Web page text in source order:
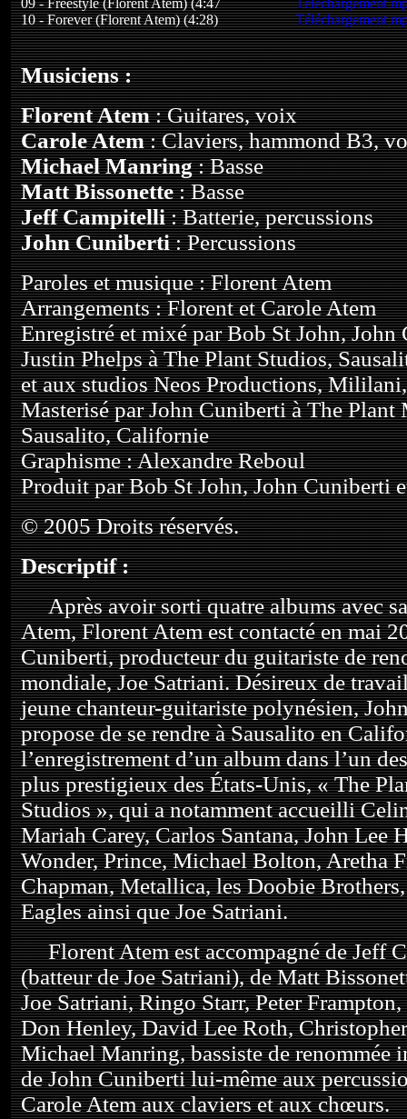
09 - Freestyle (Florent Atem) (4:47
10 - Forever (Florent Atem) (4:28)
Téléchargement
Téléchargement
Musiciens :
Florent Atem: Guitares, voix
Carole Atem: Claviers, hammond B3,
Michael Manring: Basse
Matt Bissonette: Basse
Jeff Campitelli: Batterie, percussions
John Cuniberti: Percussions
Paroles et musique : Florent Atem
Arrangements : Florent et Carole Atem
Enregistré et mixé par Bob St John, John
Justin Phelps à The Plant Studios,
et aux studios Neos Productions,
Masterisé par John Cuniberti à The Plant
Sausalito, Californie
Graphisme : Alexandre Reboul
Produit par Bob St John, John Cuniberti
© 2005 Droits réservés.
Descriptif :
Après avoir sorti quatre albums avec
Atem, Florent Atem est contacté en mai
Cuniberti, producteur du guitariste de
mondiale, Joe Satriani. Désireux de
jeune chanteur-guitariste polynésien,
propose de se rendre à Sausalito en
l’enregistrement d’un album dans l’un
plus prestigieux des États-Unis, « The
Studios », qui a notamment accueilli
Mariah Carey, Carlos Santana, John Lee
Wonder, Prince, Michael Bolton, Aretha
Chapman, Metallica, les Doobie
Eagles ainsi que Joe Satriani.
Florent Atem est accompagné de Jeff
(batteur de Joe Satriani), de Matt
Joe Satriani, Ringo Starr, Peter
Don Henley, David Lee Roth,
Michael Manring, bassiste de renommée
de John Cuniberti lui-même aux
Carole Atem aux claviers et aux chœurs.